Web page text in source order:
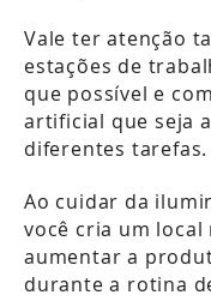
Vale ter atenção
estações de
que possível e
artificial que seja
diferentes tarefas.
Ao cuidar da
você cria um local
aumentar a
durante a rotina